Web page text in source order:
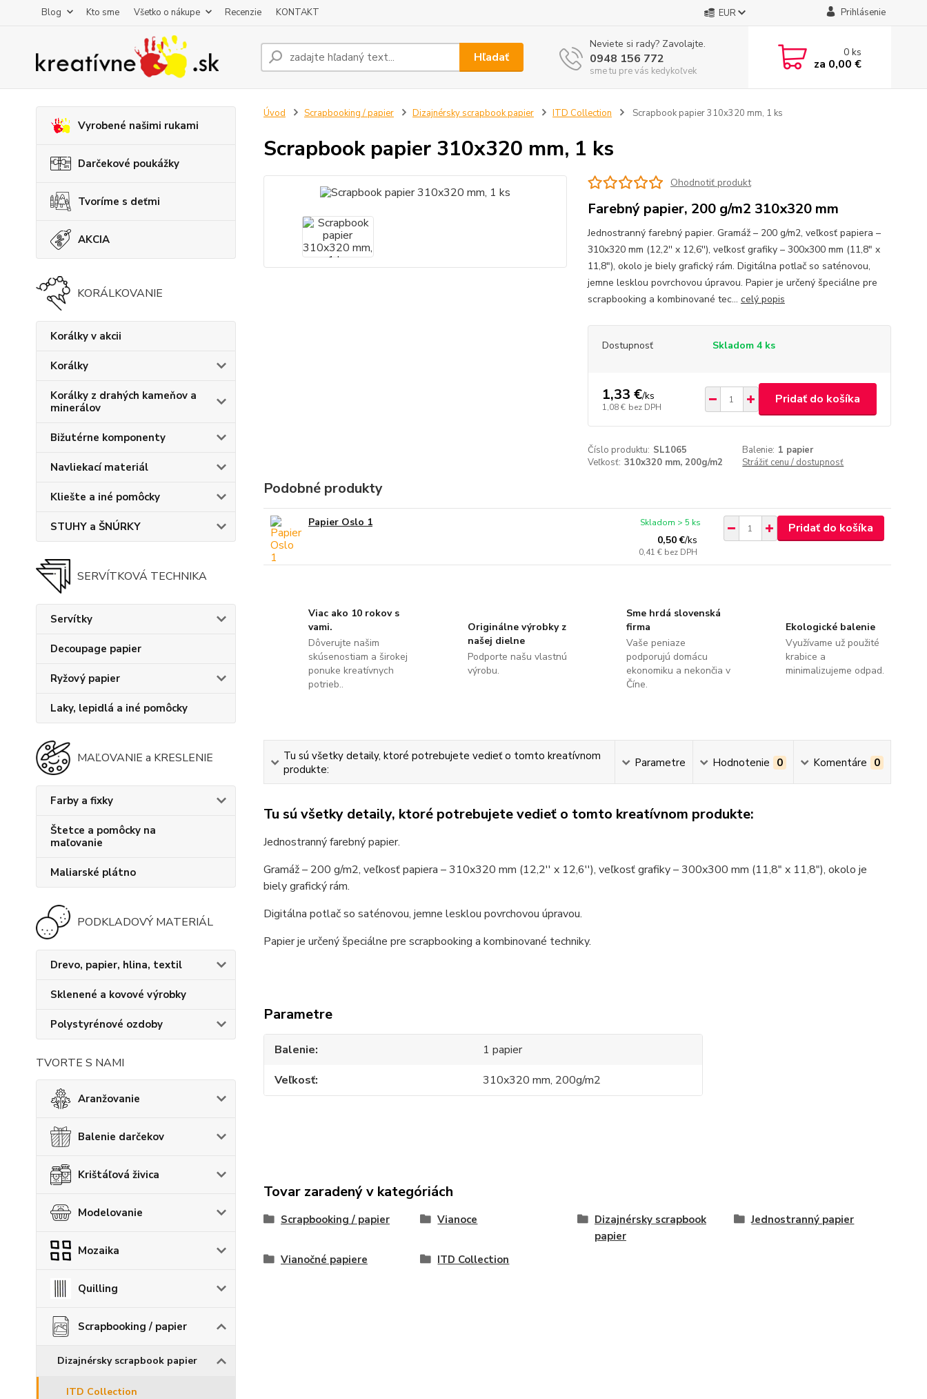
Blog Kto sme Všetko o nákupe Recenzie KONTAKT EUR Prihlásenie
Hľadať
Neviete si rady? Zavolajte.
0948 156 772
sme tu pre vás kedykoľvek
0ks
za 0,00 €
Vyrobené našimi rukami
Darčekové poukážky
Tvoríme s deťmi
AKCIA
KORÁLKOVANIE
Korálky v akcii
Korálky
Korálky z drahých kameňov a
minerálov
Bižutérne komponenty
Navliekací materiál
Kliešte a iné pomôcky
STUHY a ŠNÚRKY
SERVÍTKOVÁ TECHNIKA
Servítky
Decoupage papier
Ryžový papier
Laky, lepidlá a iné pomôcky
MAĽOVANIE a KRESLENIE
Farby a fixky
Štetce a pomôcky na
maľovanie
Maliarské plátno
PODKLADOVÝ MATERIÁL
Drevo, papier, hlina, textil
Sklenené a kovové výrobky
Polystyrénové ozdoby
TVORTE S NAMI
Aranžovanie
Balenie darčekov
Krištáľová živica
Modelovanie
Mozaika
Quilling
Scrapbooking / papier
Dizajnérsky scrapbook papier
ITD Collection
Úvod Scrapbooking / papier Dizajnérsky scrapbook papier ITD Collection Scrapbook papier 310x320 mm, 1 ks
Scrapbook papier 310x320 mm, 1 ks
Ohodnotiť produkt
Farebný papier, 200 g/m2 310x320 mm
Jednostranný farebný papier. Gramáž – 200 g/m2, veľkosť papiera –
310x320 mm (12,2'' x 12,6''), veľkosť grafiky – 300x300 mm (11,8" x
11,8"), okolo je biely grafický rám. Digitálna potlač so saténovou,
jemne lesklou povrchovou úpravou. Papier je určený špeciálne pre
scrapbooking a kombinované tec... celý popis
Dostupnosť Skladom 4 ks
1,33 €/ks
1,08 € bez DPH
Pridať do košíka
Číslo produktu: SL1065 Balenie: 1 papier
Veľkosť: 310x320 mm, 200g/m2 Strážiť cenu / dostupnosť
Podobné produkty
Papier Oslo 1
0,50 €/ks
0,41 € bez DPH
Skladom > 5 ks Pridať do košíka
Viac ako 10 rokov s
vami.
Dôverujte našim
skúsenostiam a širokej
ponuke kreatívnych
potrieb..
Originálne výrobky z
našej dielne
Podporte našu vlastnú
výrobu.
Sme hrdá slovenská
firma
Vaše peniaze
podporujú domácu
ekonomiku a nekončia v
Číne.
Ekologické balenie
Využívame už použité
krabice a
minimalizujeme odpad.
Tu sú všetky detaily, ktoré potrebujete vedieť o tomto kreatívnom
produkte:
Parametre Hodnotenie 0 Komentáre 0
Tu sú všetky detaily, ktoré potrebujete vedieť o tomto kreatívnom produkte:
Jednostranný farebný papier.
Gramáž – 200 g/m2, veľkosť papiera – 310x320 mm (12,2'' x 12,6''), veľkosť grafiky – 300x300 mm (11,8" x 11,8"), okolo je
biely grafický rám.
Digitálna potlač so saténovou, jemne lesklou povrchovou úpravou.
Papier je určený špeciálne pre scrapbooking a kombinované techniky.
Parametre
Balenie
1 papier
Veľkosť
310x320 mm, 200g/m2
Tovar zaradený v kategóriách
Scrapbooking / papier Vianoce
Dizajnérsky scrapbook
papier
Jednostranný papier
Vianočné papiere ITD Collection